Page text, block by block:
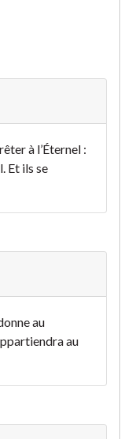
à l’Éternel :
Et ils se
au
au